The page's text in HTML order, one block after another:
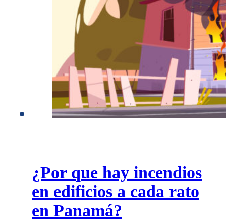
¿Por que hay incendios
en edificios a cada rato
en Panamá?